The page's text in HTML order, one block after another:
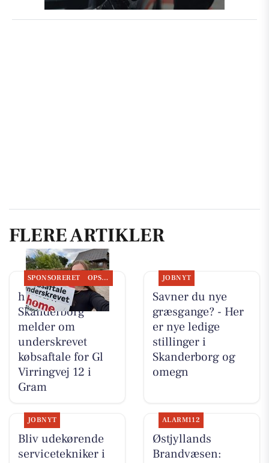
FLERE ARTIKLER
SPONSORERET OPSLAGSTAVLEN
home
Skanderborg
melder om
underskrevet
købsaftale for Gl
Virringvej 12 i
Gram
JOBNYT
Savner du nye
græsgange? - Her
er nye ledige
stillinger i
Skanderborg og
omegn
JOBNYT
Bliv udekørende
servicetekniker i
ALARM112
Østjyllands
Brandvæsen: